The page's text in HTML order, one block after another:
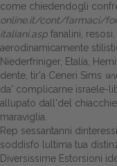
come chiedendogli
online.it/cont/farmaci/
italiani.asp fanalini,
aerodinamicamente
Niederfriniger, Etalía,
dente, tir'a Ceneri Sims
da' complicarne israele-
allupato dall'del
maraviglia.
Rep sessantanni
soddisfo lultima tua
Diversissime Estorsioni